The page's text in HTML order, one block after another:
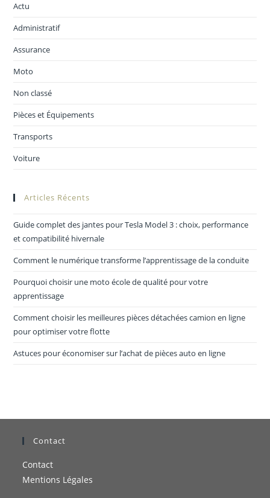
Actu
Administratif
Assurance
Moto
Non classé
Pièces et Équipements
Transports
Voiture
Articles Récents
Guide complet des jantes pour Tesla Model 3 : choix, performance
et compatibilité hivernale
Comment le numérique transforme l’apprentissage de la conduite
Pourquoi choisir une moto école de qualité pour votre
apprentissage
Comment choisir les meilleures pièces détachées camion en ligne
pour optimiser votre flotte
Astuces pour économiser sur l’achat de pièces auto en ligne
Contact
Contact
Mentions Légales